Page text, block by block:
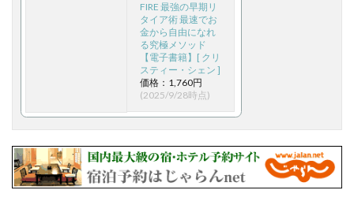
FIRE 最強の早期リ
タイア術 最速でお
金から自由になれ
る究極メソッド
【電子書籍】[ クリ
スティー・シェン ]
価格：1,760円
(2025/9/28時点)